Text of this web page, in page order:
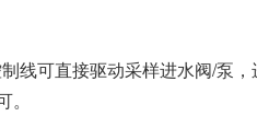
线可直接驱动采样进水阀/泵